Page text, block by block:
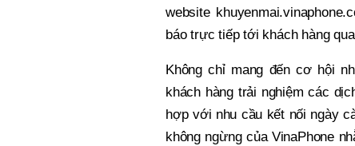
website
báo trực tiếp tới khách hàng
Không chỉ mang đến cơ hội
khách hàng trải nghiệm các
hợp với nhu cầu kết nối ngày
không ngừng của VinaPhone